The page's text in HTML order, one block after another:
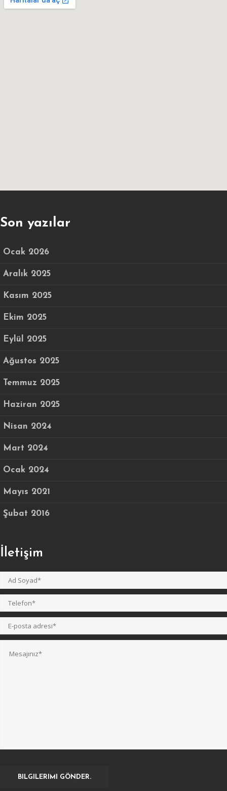
Son yazılar
Ocak 2026
Aralık 2025
Kasım 2025
Ekim 2025
Eylül 2025
Ağustos 2025
Temmuz 2025
Haziran 2025
Nisan 2024
Mart 2024
Ocak 2024
Mayıs 2021
Şubat 2016
İletişim